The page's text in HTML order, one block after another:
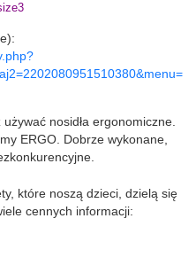
nosidła ergonomiczne.
ERGO. Dobrze wykonane,
które noszą dzieci, dzielą się
cennych informacji: